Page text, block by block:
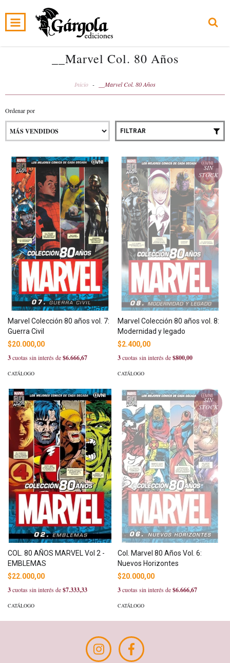
INICIO
__Marvel Col. 80 Años
Inicio - __Marvel Col. 80 Años
Ordenar por
FILTRAR
Marvel Colección 80 años vol. 7:
Guerra Civil
$20.000,00
3cuotas sin interés de$6.666,67
CATÁLOGO
SIN
STOCK
Marvel Colección 80 años vol. 8:
Modernidad y legado
$2.400,00
3cuotas sin interés de$800,00
CATÁLOGO
COL. 80 AÑOS MARVEL Vol 2 -
EMBLEMAS
$22.000,00
3cuotas sin interés de$7.333,33
CATÁLOGO
SIN
STOCK
Col. Marvel 80 Años Vol. 6:
Nuevos Horizontes
$20.000,00
3cuotas sin interés de$6.666,67
CATÁLOGO